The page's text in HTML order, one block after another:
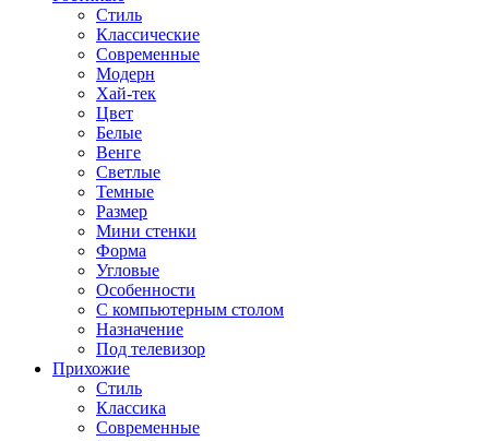
Стиль
Классические
Современные
Модерн
Хай-тек
Цвет
Белые
Венге
Светлые
Темные
Размер
Мини стенки
Форма
Угловые
Особенности
С компьютерным столом
Назначение
Под телевизор
Прихожие
Стиль
Классика
Современные